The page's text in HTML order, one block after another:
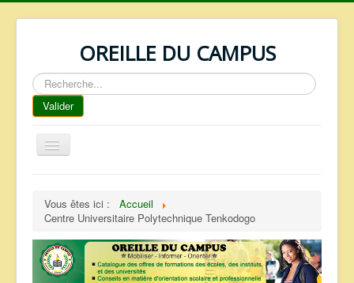
OREILLE DU CAMPUS
Rechercher
Valider
Basculer
la
REPERTOIRE
QUI SOMMES NOUS ?
NOS SERVICES
Vous êtes ici :
Accueil
Centre Universitaire Polytechnique Tenkodogo